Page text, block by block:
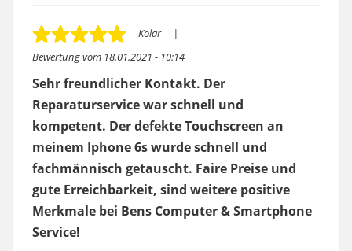
Bewertung vom 18.01.2021 - 10:14
Kolar
Sehr freundlicher Kontakt. Der
Reparaturservice war schnell und
kompetent. Der defekte Touchscreen an
meinem Iphone 6s wurde schnell und
fachmännisch getauscht. Faire Preise und
gute Erreichbarkeit, sind weitere positive
Merkmale bei Bens Computer & Smartphone
Service!